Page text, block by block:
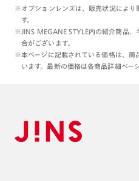
※オプションレンズは、販売状況により
す。
※JINS MEGANE STYLE内の紹介商品、
合がございます。
※本ページに記載されている価格は、商
います。最新の価格は各商品詳細ペー